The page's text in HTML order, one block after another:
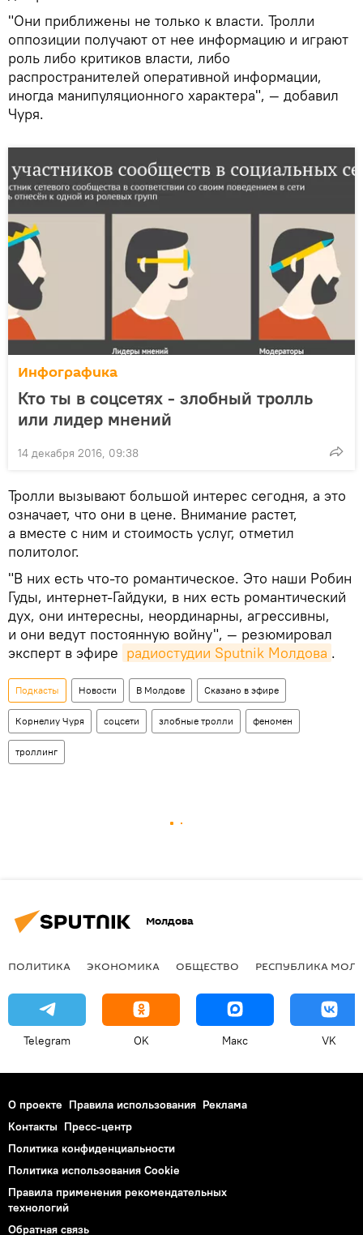
"Они приближены не только к власти. Тролли
оппозиции получают от нее информацию и играют
роль либо критиков власти, либо
распространителей оперативной информации,
иногда манипуляционного характера", — добавил
Чуря.
Инфографика
Кто ты в соцсетях - злобный тролль
или лидер мнений
14 декабря 2016, 09:38
Тролли вызывают большой интерес сегодня, а это
означает, что они в цене. Внимание растет,
а вместе с ним и стоимость услуг, отметил
политолог.
"В них есть что-то романтическое. Это наши Робин
Гуды, интернет-Гайдуки, в них есть романтический
дух, они интересны, неординарны, агрессивны,
и они ведут постоянную войну", — резюмировал
эксперт в эфире радиостудии Sputnik Молдова .
Подкасты Новости В Молдове Сказано в эфире
Корнелиу Чуря соцсети злобные тролли феномен
троллинг
Молдова
ПОЛИТИКА ЭКОНОМИКА ОБЩЕСТВО РЕСПУБЛИКА
Telegram OK Макс VK
О проекте Правила использования Реклама
Контакты Пресс-центр
Политика конфиденциальности
Политика использования Cookie
Правила применения рекомендательных
технологий
Обратная связь